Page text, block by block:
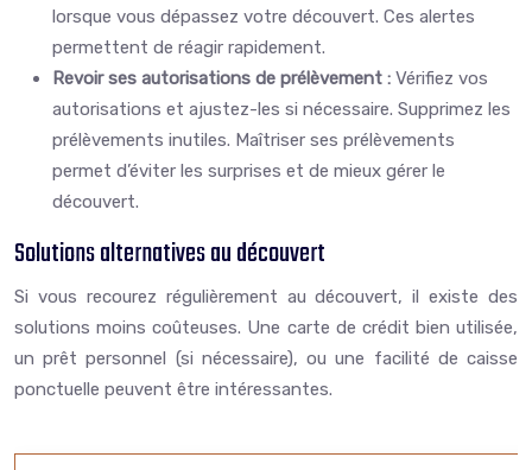
lorsque vous dépassez votre découvert. Ces alertes
permettent de réagir rapidement.
Revoir ses autorisations de prélèvement : Vérifiez vos
autorisations et ajustez-les si nécessaire. Supprimez les
prélèvements inutiles. Maîtriser ses prélèvements
permet d’éviter les surprises et de mieux gérer le
découvert.
Solutions alternatives au découvert
Si vous recourez régulièrement au découvert, il existe des
solutions moins coûteuses. Une carte de crédit bien utilisée,
un prêt personnel (si nécessaire), ou une facilité de caisse
ponctuelle peuvent être intéressantes.